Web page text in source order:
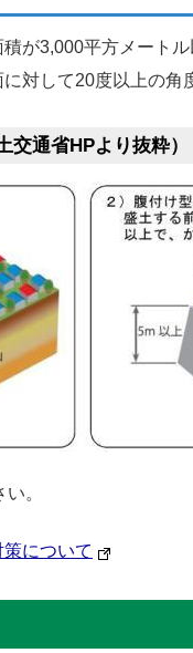
が3,000平方メート
対して20度以上の
通省HPより抜粋）
。
について